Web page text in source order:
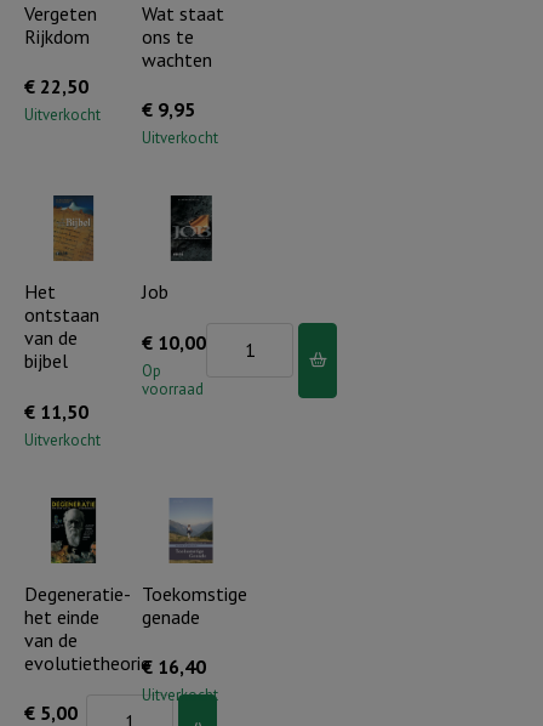
Vergeten
Rijkdom
€ 22,50
Uitverkocht
Wat staat
ons te
wachten
€ 9,95
Uitverkocht
Het
ontstaan
van de
bijbel
€ 11,50
Uitverkocht
Job
€ 10,00
Op
voorraad
Job
Degeneratie-
het einde
van de
evolutietheorie
€ 5,00
Degeneratie-
Toekomstige
genade
€ 16,40
Uitverkocht